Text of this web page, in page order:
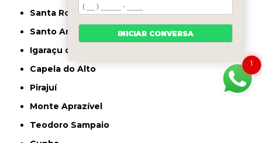
Santa Rosa de Viterbo
Santo Antônio de Posse
Igaraçu do Tietê
Capela do Alto
Pirajuí
Monte Aprazível
Teodoro Sampaio
1
INICIAR CONVERSA